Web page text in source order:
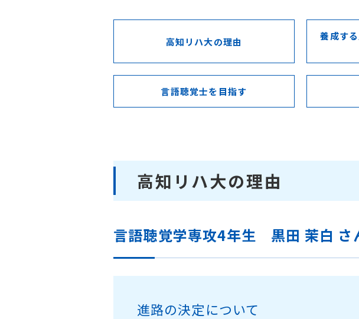
高知リハ大の理由
養成す
言語聴覚士を目指す
高知リハ大の理由
言語聴覚学専攻4年生 黒田 茉白 さ
進路の決定について